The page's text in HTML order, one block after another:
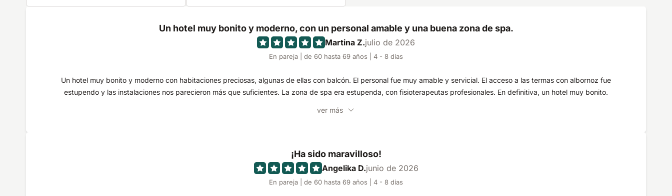
Un hotel muy bonito y moderno, con un personal amable y una buena zona de spa.
Martina Z.julio de 2026
En pareja | de 60 hasta 69 años | 4 - 8 días
Un hotel muy bonito y moderno con habitaciones preciosas, algunas de ellas con balcón. El personal fue muy amable y servicial. El acceso a las termas con albornoz fue
estupendo y las instalaciones nos parecieron más que suficientes. La zona de spa era estupenda, con fisioterapeutas profesionales. En definitiva, un hotel muy bonito.
ver más
¡Ha sido maravilloso!
Angelika D.junio de 2026
En pareja | de 60 hasta 69 años | 4 - 8 días